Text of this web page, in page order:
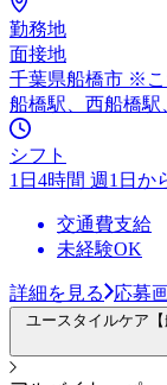
勤務地
面接地
千葉県船橋市 ※こ
船橋駅、西船橋駅
シフト
1日4時間 週1日か
交通費支給
未経験OK
詳細を見る 応募
ユースタイルケア